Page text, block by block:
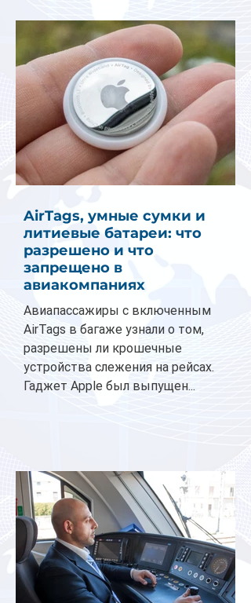
AirTags, умные сумки и
литиевые батареи: что
разрешено и что
запрещено в
авиакомпаниях
Авиапассажиры с включенным
AirTags в багаже узнали о том,
разрешены ли крошечные
устройства слежения на рейсах.
Гаджет Apple был выпущен...